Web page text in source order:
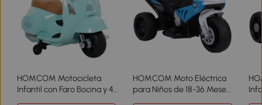
HOMCOM Motocicleta
Infantil con Faro Bocina y 4
HOMCOM Moto Eléctrica
para Niños de 18-36 Meses